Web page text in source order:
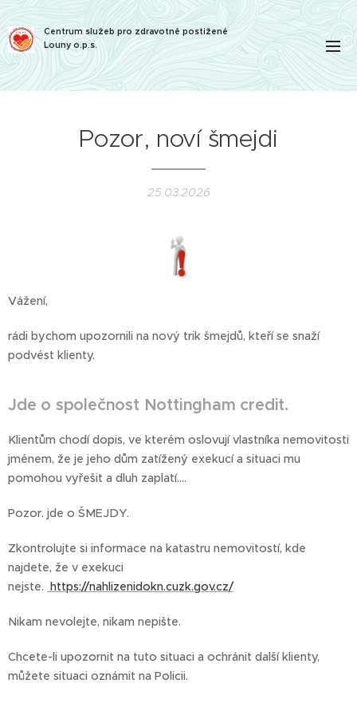
Centrum služeb pro zdravotně postižené
Louny o.p.s.
Pozor, noví šmejdi
25.03.2026
Vážení,
rádi bychom upozornili na nový trik šmejdů, kteří se snaží
podvést klienty.
Jde o společnost Nottingham credit.
Klientům chodí dopis, ve kterém oslovují vlastníka nemovitosti
jménem, že je jeho dům zatížený exekucí a situaci mu
pomohou vyřešit a dluh zaplatí....
Pozor. jde o ŠMEJDY.
Zkontrolujte si informace na katastru nemovitostí, kde
najdete, že v exekuci
nejste. https://nahlizenidokn.cuzk.gov.cz/
Nikam nevolejte, nikam nepište.
Chcete-li upozornit na tuto situaci a ochránit další klienty,
můžete situaci oznámit na Policii.